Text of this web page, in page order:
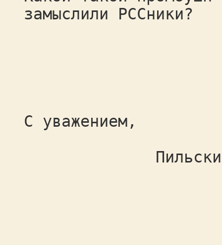
замыслили РССники?
С уважением,
Пильский